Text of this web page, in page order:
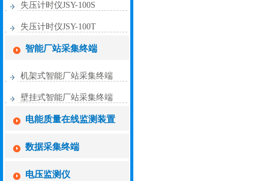
失压计时仪JSY-100S
失压计时仪JSY-100T
智能厂站采集终端
机架式智能厂站采集终端
壁挂式智能厂站采集终端
电能质量在线监测装置
数据采集终端
电压监测仪